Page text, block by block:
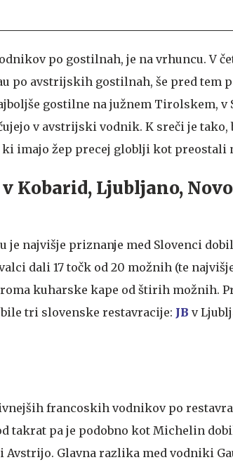
po gostilnah, je na vrhuncu. V
po avstrijskih gostilnah, še pred tem
gostilne na južnem Tirolskem, v
v avstrijski vodnik. K sreči je tako,
imajo žep precej globlji kot preostali
Kobarid, Ljubljano,
je najvišje priznanje med Slovenci
dali 17 točk od 20 možnih (te
kuharske kape od štirih možnih.
tri slovenske restavracije: JB v
francoskih vodnikov po
takrat pa je podobno kot Michelin
Avstrijo. Glavna razlika med vodniki